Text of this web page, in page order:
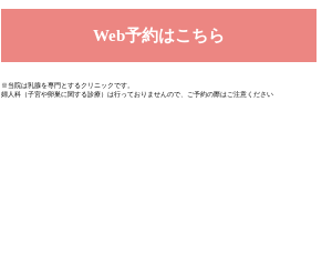
Web予約はこちら
※当院は乳腺を専門とするクリニックです。
婦人科（子宮や卵巣に関する診療）は行っておりませんので、ご予約の際はご注意ください